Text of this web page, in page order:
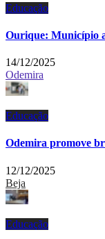
Educação
Ourique: Município
14/12/2025
Odemira
Educação
Odemira promove
12/12/2025
Beja
Educação